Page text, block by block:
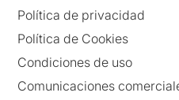
Política de privacidad
Política de Cookies
Condiciones de uso
Comunicaciones